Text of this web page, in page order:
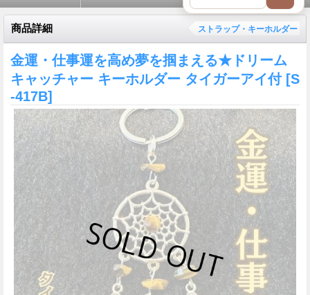
商品詳細 ストラップ・キーホルダー
金運・仕事運を高め夢を掴まえる★ドリーム
キャッチャー キーホルダー タイガーアイ付 [S
-417B]